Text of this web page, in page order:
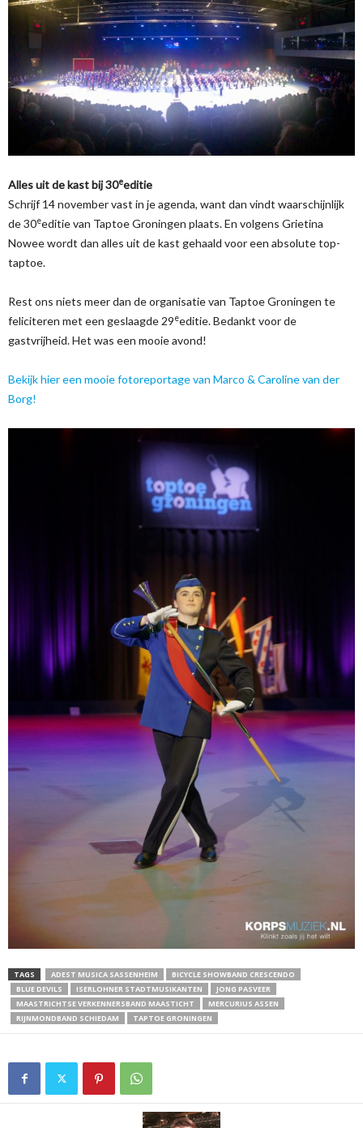
Alles uit de kast bij 30eeditie
Schrijf 14 november vast in je agenda, want dan vindt waarschijnlijk
de 30eeditie van Taptoe Groningen plaats. En volgens Grietina
Nowee wordt dan alles uit de kast gehaald voor een absolute top-
taptoe.
Rest ons niets meer dan de organisatie van Taptoe Groningen te
feliciteren met een geslaagde 29eeditie. Bedankt voor de
gastvrijheid. Het was een mooie avond!
Bekijk hier een mooie fotoreportage van Marco & Caroline van der
Borg!
TAGS ADEST MUSICA SASSENHEIM
BICYCLE SHOWBAND CRESCENDO
BLUE DEVILS
ISERLOHNER STADTMUSIKANTEN
JONG PASVEER
MAASTRICHTSE VERKENNERSBAND MAASTICHT
MERCURIUS ASSEN
RIJNMONDBAND SCHIEDAM
TAPTOE GRONINGEN